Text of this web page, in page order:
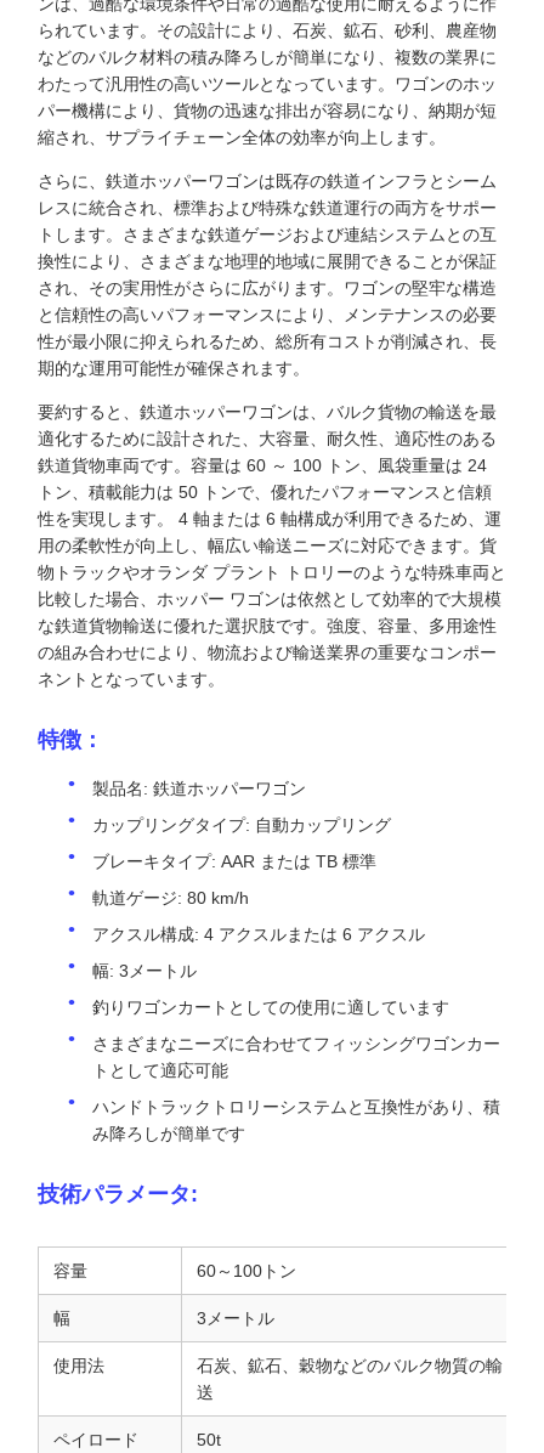
られています。その設計により、石炭、鉱石、砂利、農産物
などのバルク材料の積み降ろしが簡単になり、複数の業界に
わたって汎用性の高いツールとなっています。ワゴンのホッ
パー機構により、貨物の迅速な排出が容易になり、納期が短
縮され、サプライチェーン全体の効率が向上します。
さらに、鉄道ホッパーワゴンは既存の鉄道インフラとシーム
レスに統合され、標準および特殊な鉄道運行の両方をサポー
トします。さまざまな鉄道ゲージおよび連結システムとの互
換性により、さまざまな地理的地域に展開できることが保証
され、その実用性がさらに広がります。ワゴンの堅牢な構造
と信頼性の高いパフォーマンスにより、メンテナンスの必要
性が最小限に抑えられるため、総所有コストが削減され、長
期的な運用可能性が確保されます。
要約すると、鉄道ホッパーワゴンは、バルク貨物の輸送を最
適化するために設計された、大容量、耐久性、適応性のある
鉄道貨物車両です。容量は 60 ～ 100 トン、風袋重量は 24
トン、積載能力は 50 トンで、優れたパフォーマンスと信頼
性を実現します。 4 軸または 6 軸構成が利用できるため、運
用の柔軟性が向上し、幅広い輸送ニーズに対応できます。貨
物トラックやオランダ プラント トロリーのような特殊車両と
比較した場合、ホッパー ワゴンは依然として効率的で大規模
な鉄道貨物輸送に優れた選択肢です。強度、容量、多用途性
の組み合わせにより、物流および輸送業界の重要なコンポー
ネントとなっています。
特徴：
製品名: 鉄道ホッパーワゴン
カップリングタイプ: 自動カップリング
ブレーキタイプ: AAR または TB 標準
軌道ゲージ: 80 km/h
アクスル構成: 4 アクスルまたは 6 アクスル
幅: 3メートル
釣りワゴンカートとしての使用に適しています
さまざまなニーズに合わせてフィッシングワゴンカー
トとして適応可能
ハンドトラックトロリーシステムと互換性があり、積
み降ろしが簡単です
技術パラメータ:
容量 60～100トン
幅 3メートル
使用法
石炭、鉱石、穀物などのバルク物質の輸
送
ペイロード 50t